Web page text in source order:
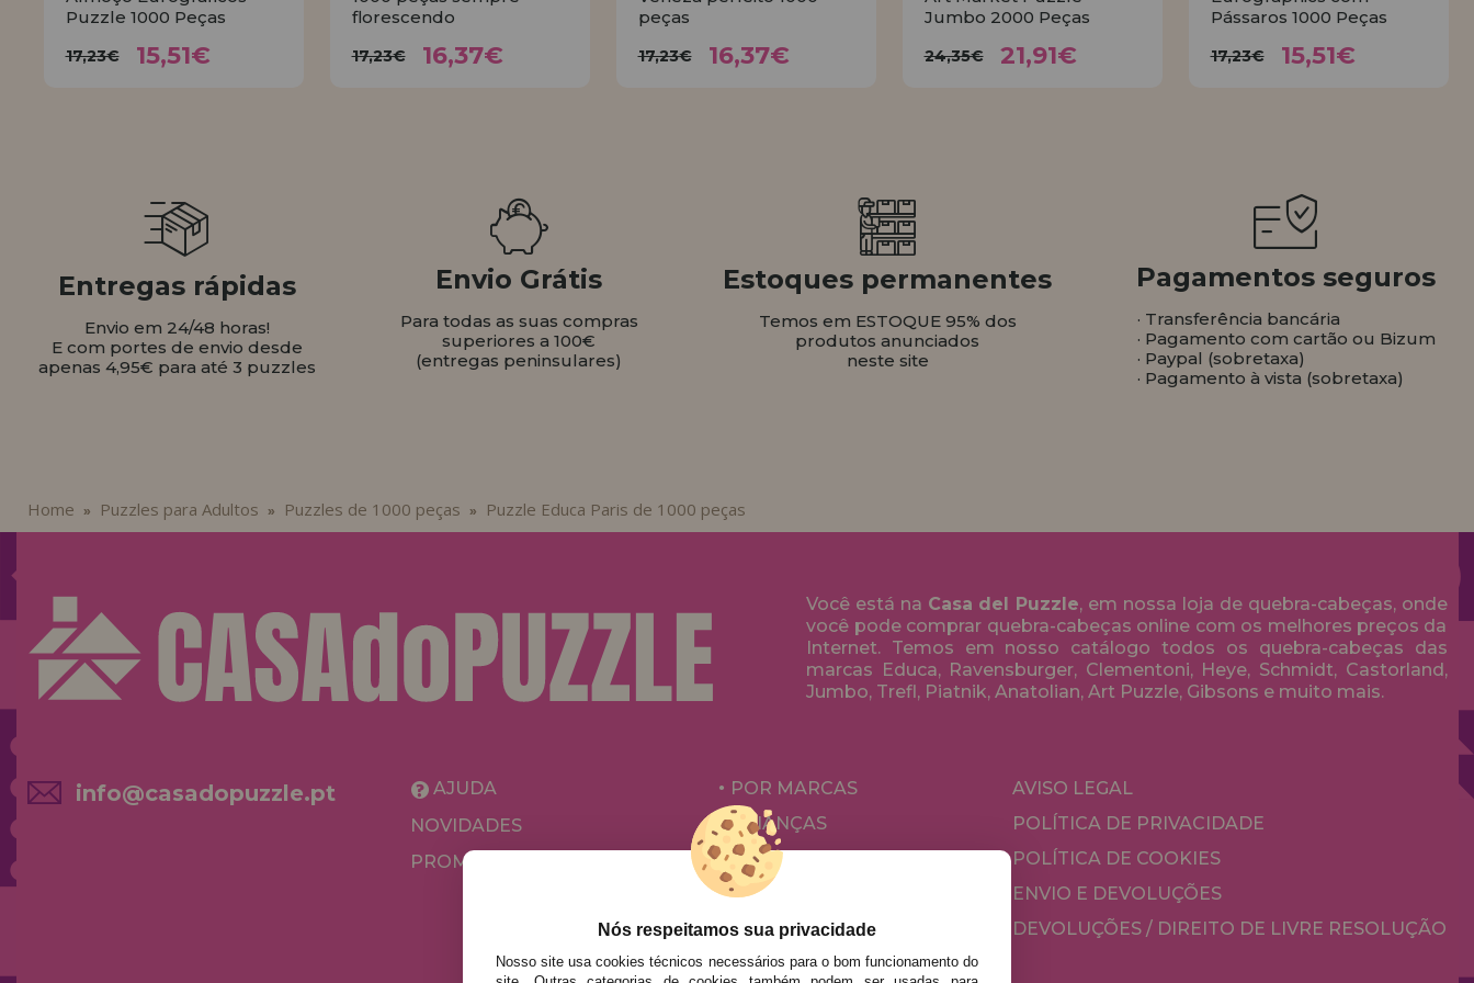
Puzzle 1000 Peças
17,23€ 15,51€
florescendo
17,23€ 16,37€
peças
17,23€ 16,37€
Jumbo 2000 Peças
24,35€ 21,91€
Pássaros 1000 Peças
17,23€ 15,51€
Entregas rápidas
Envio em 24/48 horas!
E com portes de envio desde
apenas 4,95€ para até 3 puzzles
Envio Grátis
Para todas as suas compras
superiores a 100€
(entregas peninsulares)
Estoques permanentes
Temos em ESTOQUE 95% dos
produtos anunciados
neste site
Pagamentos seguros
· Transferência bancária
· Pagamento com cartão ou Bizum
· Paypal (sobretaxa)
· Pagamento à vista (sobretaxa)
Home » Puzzles para Adultos » Puzzles de 1000 peças » Puzzle Educa Paris de 1000 peças
Você está na Casa del Puzzle, em nossa loja de quebra-cabeças, onde
você pode comprar quebra-cabeças online com os melhores preços da
Internet. Temos em nosso catálogo todos os quebra-cabeças das
marcas Educa, Ravensburger, Clementoni, Heye, Schmidt, Castorland,
Jumbo, Trefl, Piatnik, Anatolian, Art Puzzle, Gibsons e muito mais.
info@casadopuzzle.pt
AJUDA
NOVIDADES
PROMOÇÕES E OFERTAS
POR MARCAS
CRIANÇAS
PARA ADULTOS
POR AUTORES
ACESSÓRIOS
JOGOS DE TABULEIRO
AVISO LEGAL
POLÍTICA DE PRIVACIDADE
POLÍTICA DE COOKIES
ENVIO E DEVOLUÇÕES
DEVOLUÇÕES / DIREITO DE LIVRE RESOLUÇÃO
Nós respeitamos sua privacidade
Nosso site usa cookies técnicos necessários para o bom funcionamento do